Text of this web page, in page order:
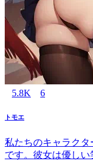
5.8K 6
トモエ
私たちのキャラク
です。彼女は優し